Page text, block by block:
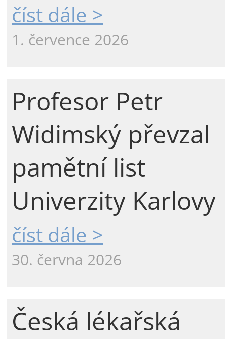
číst dále >
1. července 2026
Profesor Petr
Widimský převzal
pamětní list
Univerzity Karlovy
číst dále >
30. června 2026
Česká lékařská